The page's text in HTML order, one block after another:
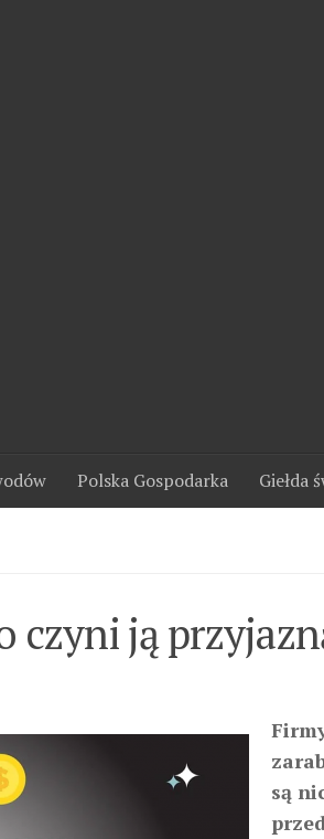
Polska Gospodarka Giełda
czyni ją
są